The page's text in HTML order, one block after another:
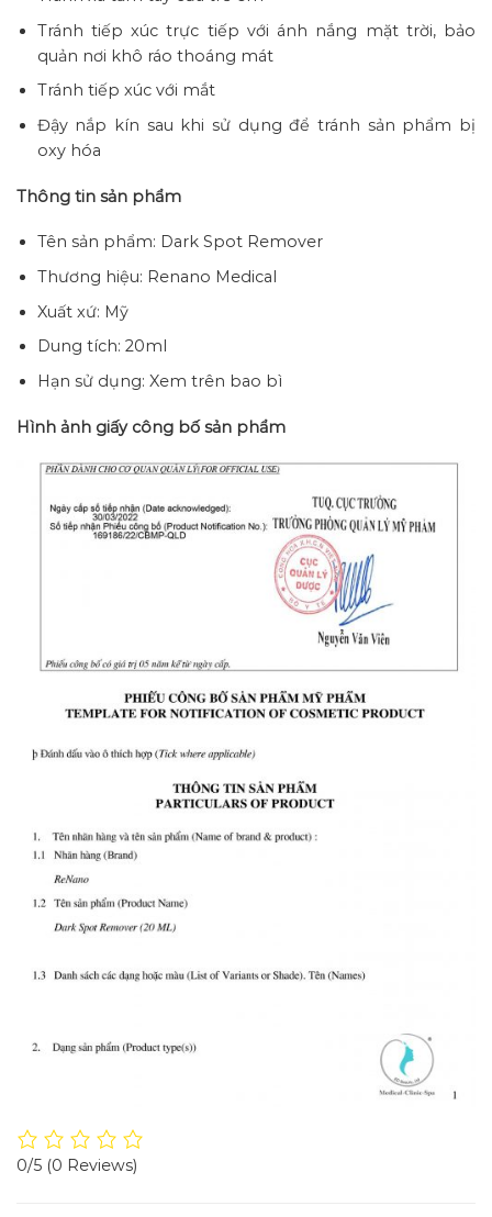
Tránh tiếp xúc trực tiếp với ánh nắng mặt trời, bảo
quản nơi khô ráo thoáng mát
Tránh tiếp xúc với mắt
Đậy nắp kín sau khi sử dụng để tránh sản phẩm bị
oxy hóa
Thông tin sản phẩm
Tên sản phẩm: Dark Spot Remover
Thương hiệu: Renano Medical
Xuất xứ: Mỹ
Dung tích: 20ml
Hạn sử dụng: Xem trên bao bì
Hình ảnh giấy công bố sản phẩm
0/5 (0 Reviews)